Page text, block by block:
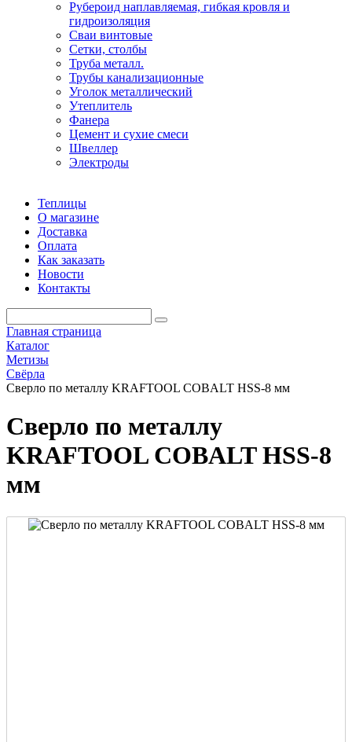
Рубероид наплавляемая, гибкая кровля и
гидроизоляция
Сваи винтовые
Сетки, столбы
Труба металл.
Трубы канализационные
Уголок металлический
Утеплитель
Фанера
Цемент и сухие смеси
Швеллер
Электроды
Теплицы
О магазине
Доставка
Оплата
Как заказать
Новости
Контакты
Главная страница
Каталог
Метизы
Свёрла
Сверло по металлу KRAFTOOL COBALT HSS-8 мм
Сверло по металлу
KRAFTOOL COBALT HSS-8
мм